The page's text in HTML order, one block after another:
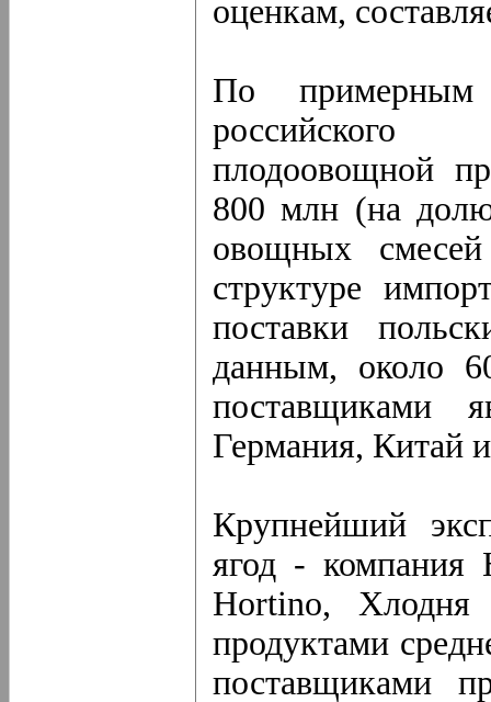
оценкам,
По примерным
российского
плодоовощной
800 млн (на
овощных
структуре
поставки
данным, около
поставщиками
Германия, Китай
Крупнейший
ягод - компания
Hortino,
продуктами
поставщиками